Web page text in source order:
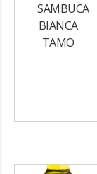
SAMBUCA
BIANCA
TAMO